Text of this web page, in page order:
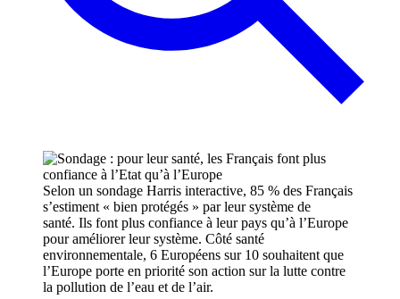
Selon un sondage Harris interactive, 85 % des Français
s’estiment « bien protégés » par leur système de
santé. Ils font plus confiance à leur pays qu’à l’Europe
pour améliorer leur système. Côté santé
environnementale, 6 Européens sur 10 souhaitent que
l’Europe porte en priorité son action sur la lutte contre
la pollution de l’eau et de l’air.